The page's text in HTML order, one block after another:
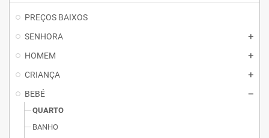
PREÇOS BAIXOS
SENHORA
HOMEM
CRIANÇA
BEBÉ
QUARTO
BANHO